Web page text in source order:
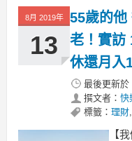
實
月入
8月 2019年
13
55歲的他
老！實訪
休還月入
最後更新於
撰文者： 快
標籤： 理財,
【